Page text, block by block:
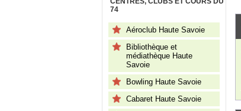
74
Aéroclub Haute Savoie
Bibliothèque et
médiathèque Haute
Savoie
Bowling Haute Savoie
Cabaret Haute Savoie